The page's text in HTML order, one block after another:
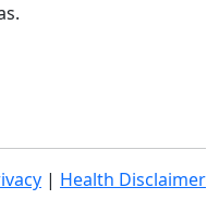
| Health Disclaimer